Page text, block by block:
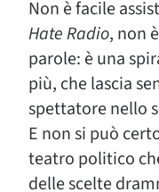
Non è facile
Hate Radio, non
parole: è una
più, che lascia
spettatore nello
E non si può
teatro politico
delle scelte